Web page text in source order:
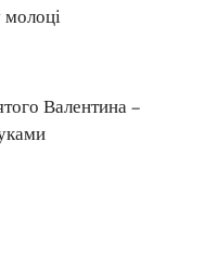
молоці
Валентина –